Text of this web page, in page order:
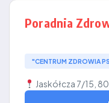
Poradnia
"CENTRUM ZDROWIA
Jaskółcza 7/15,